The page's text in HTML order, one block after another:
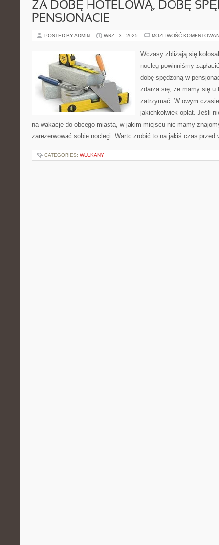
ZA DOBĘ HOTELOWĄ, DOBĘ
PENSJONACIE
POSTED BY ADMIN WRZ - 3 - 2025 MOŻLIWOŚĆ
Wczasy zbliżają się
nocleg powinniśmy
dobę spędzoną w
zdarza się, ze mamy się u
zatrzymać. W owym
jakichkolwiek opłat. Jeśli
na wakacje do obcego miasta, w jakim miejscu nie mamy
zarezerwować sobie noclegi. Warto zrobić to na jakiś czas
CATEGORIES: WULKANY